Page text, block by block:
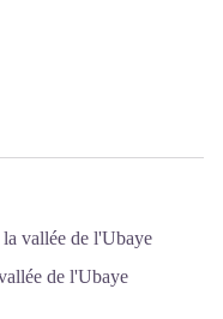
vallée de l'Ubaye
de l'Ubaye